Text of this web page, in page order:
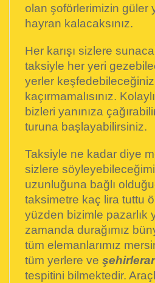
olan şoförlerimizin güler
hayran kalacaksınız.
Her karışı sizlere
taksiyle her yeri
yerler keşfedebileceğiniz
kaçırmamalısınız.
bizleri yanınıza
turuna başlayabilirsiniz.
Taksiyle ne kadar diye
sizlere
uzunluğuna bağlı
taksimetre kaç lira tuttu
yüzden bizimle pazarlık
zamanda durağımız
tüm elemanlarımız
tüm yerlere ve
tespitini bilmektedir.